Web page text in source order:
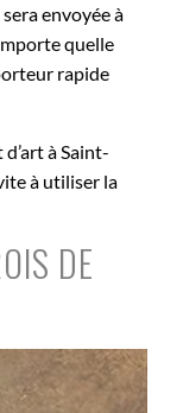
envoyée à
quelle
rapide
à Saint-
à utiliser la
DE